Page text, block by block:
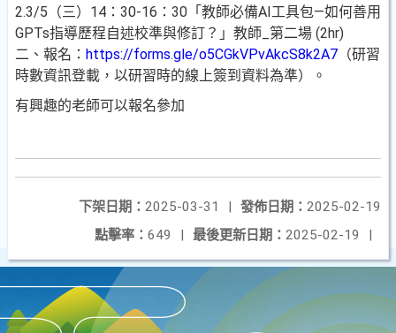
2.3/5（三）14：30-16：30「教師必備AI工具包—如何善用
GPTs指導歷程自述校準與修訂？」教師_第二場 (2hr)
二、報名： https://forms.gle/o5CGkVPvAkcS8k2A7 （研習
時數資訊登載，以研習時的線上簽到資料為準）。
有興趣的老師可以報名參加
發佈日期： 2025-02-19
下架日期： 2025-03-31
|
最後更新日期： 2025-02-19 |
點擊率： 649 |